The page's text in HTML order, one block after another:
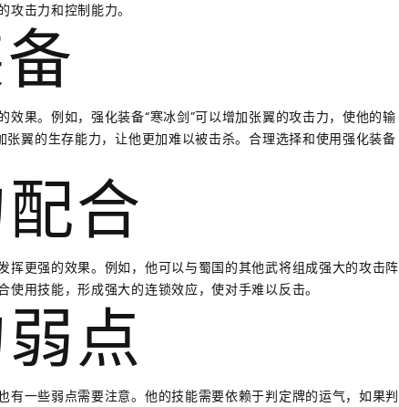
击力和控制能力。
效果。例如，强化装备“寒冰剑”可以增加张翼的攻击力，使他的输
张翼的生存能力，让他更加难以被击杀。合理选择和使用强化装备
合
挥更强的效果。例如，他可以与蜀国的其他武将组成强大的攻击阵
用技能，形成强大的连锁效应，使对手难以反击。
点
有一些弱点需要注意。他的技能需要依赖于判定牌的运气，如果判